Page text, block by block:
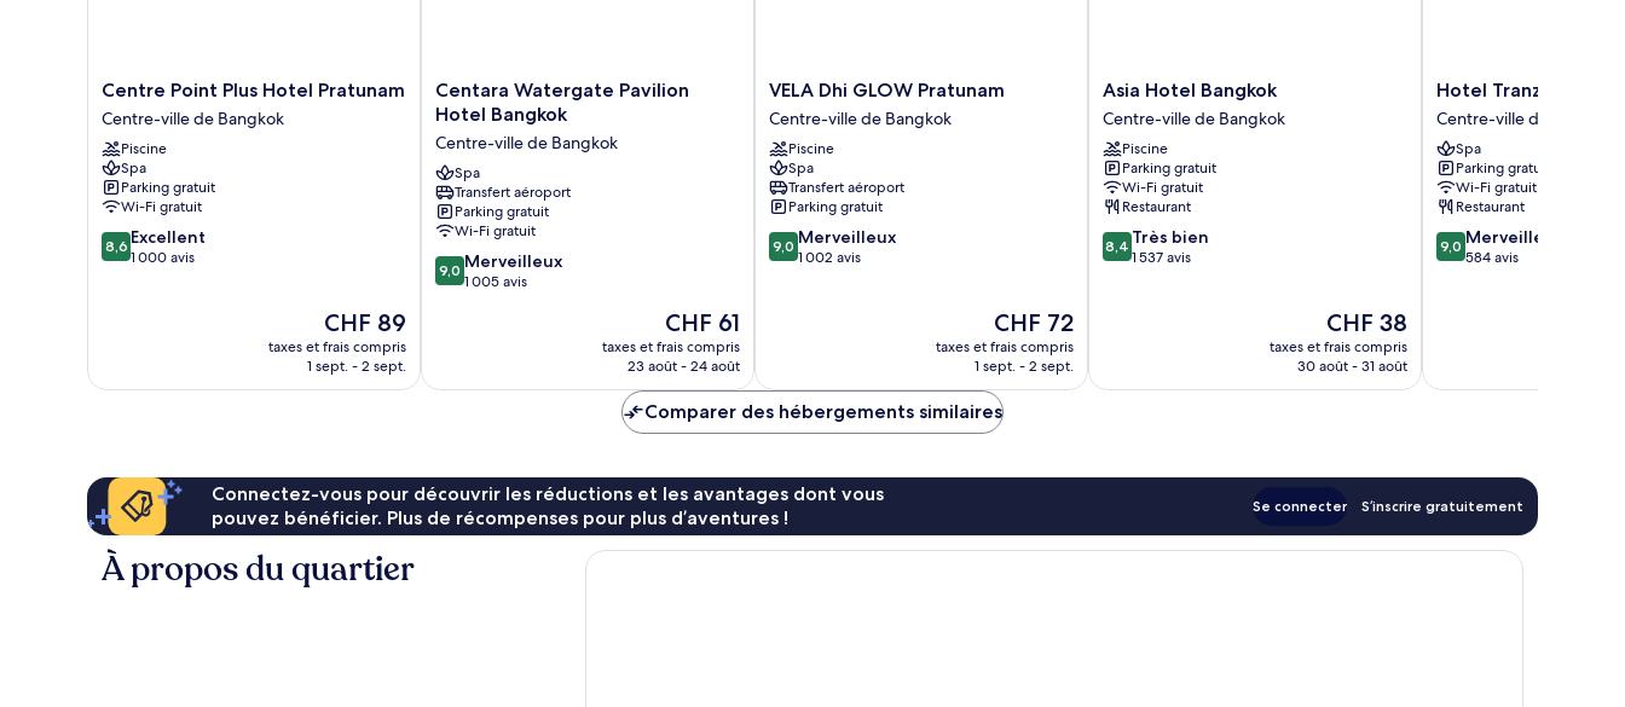
Centre
Point
Plus
Hotel
Pratunam
Centre-
ville
de
Bangkok
Centre Point Plus Hotel Pratunam
Centre-ville de Bangkok
Piscine
Spa
Parking gratuit
Wi-Fi gratuit
8.6
sur
8,6 Excellent
1 000 avis
Le
nouveau
prix
CHF 89
taxes et frais compris
1 sept. - 2 sept.
Centara
Watergate
Hotel
Bangkok
Centre-
ville
de
Bangkok
Centara Watergate Pavilion
Hotel Bangkok
Centre-ville de Bangkok
Spa
Transfert aéroport
Parking gratuit
Wi-Fi gratuit
9.0
sur
9,0 Merveilleux
1 005 avis
Le
nouveau
prix
de
CHF 61
CHF 61
taxes et frais compris
23 août - 24 août
VELA
Dhi
GLOW
Pratunam
Centre-
ville
de
Bangkok
VELA Dhi GLOW Pratunam
Centre-ville de Bangkok
Piscine
Spa
Transfert aéroport
Parking gratuit
9.0
sur
9,0 Merveilleux
1 002 avis
Le
nouveau
prix
de
CHF 72
CHF 72
taxes et frais compris
1 sept. - 2 sept.
Asia
Hotel
Bangkok
Centre-
ville
de
Bangkok
Asia Hotel Bangkok
Centre-ville de Bangkok
Piscine
Parking gratuit
Wi-Fi gratuit
Restaurant
8.4
sur
8,4 Très bien
1 537 avis
Le
nouveau
prix
CHF 38
taxes et frais compris
30 août - 31 août
Hotel
Tranz
Centre-
ville
de
Bangkok
Hotel Tranz
Centre-ville de Bangkok
Spa
Parking gratuit
Wi-Fi gratuit
Restaurant
9.0
sur
9,0 Merveilleux
584 avis
Comparer des hébergements similaires
Connectez-vous pour découvrir les réductions et les avantages dont vous
pouvez bénéficier. Plus de récompenses pour plus d’aventures !
Se connecter S’inscrire gratuitement
À propos du quartier